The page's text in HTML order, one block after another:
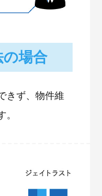
の場合
きず、物件維
。